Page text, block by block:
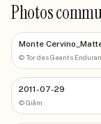
Photos
Monte
©Tor des Geants
2011-07-29
©Giåm